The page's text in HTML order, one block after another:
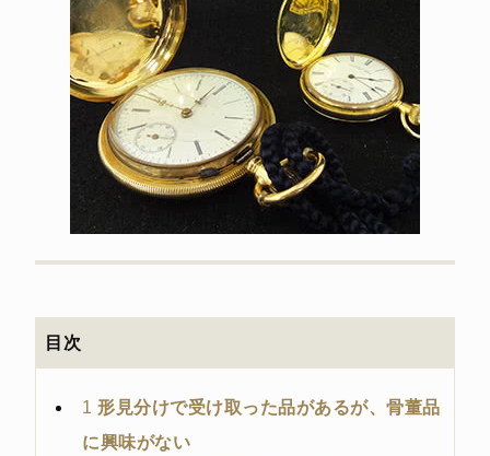
目次
1 形見分けで受け取った品があるが、骨董品
に興味がない